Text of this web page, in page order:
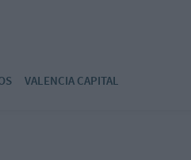
VALENCIA CAPITAL